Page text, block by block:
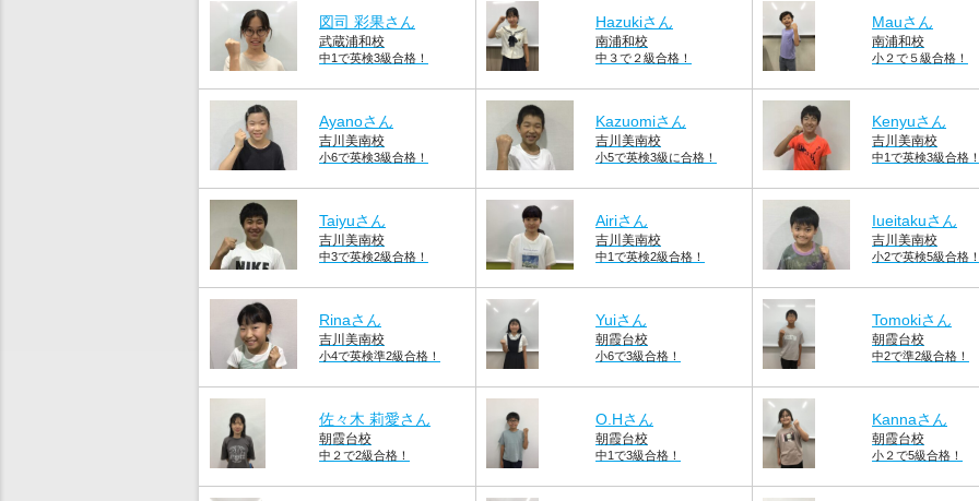
図司 彩果さん
武蔵浦和校
中1で英検3級合格！
Hazukiさん
南浦和校
中３で２級合格！
Mauさん
南浦和校
小２で５級合格！
Ayanoさん
吉川美南校
小6で英検3級合格！
Kazuomiさん
吉川美南校
小5で英検3級に合格！
Kenyuさん
吉川美南校
中1で英検3級合格
Taiyuさん
吉川美南校
中3で英検2級合格！
Airiさん
吉川美南校
中1で英検2級合格！
Iueitakuさん
吉川美南校
小2で英検5級合格
Rinaさん
吉川美南校
小4で英検準2級合格！
Yuiさん
朝霞台校
小6で3級合格！
Tomokiさん
朝霞台校
中2で準2級合格！
佐々木 莉愛さん
朝霞台校
中２で2級合格！
O.Hさん
朝霞台校
中1で3級合格！
Kannaさん
朝霞台校
小２で5級合格！